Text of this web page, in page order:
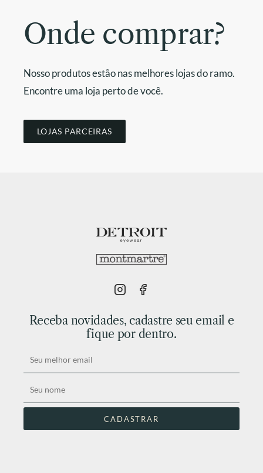
Onde comprar?
Nosso produtos estão nas melhores lojas do ramo.
Encontre uma loja perto de você.
LOJAS PARCEIRAS
Receba novidades, cadastre seu email e
fique por dentro.